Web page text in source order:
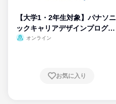
【大学1・2年生対象】パナソニ
ックキャリアデザインプログラ
ム
オンライン
お気に入り